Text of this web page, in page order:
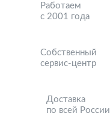
Работаем
с 2001 года
Собственный
сервис-центр
Доставка
по всей России